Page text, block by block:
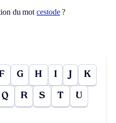
du motcestode?
G H I J K
Q R S T U